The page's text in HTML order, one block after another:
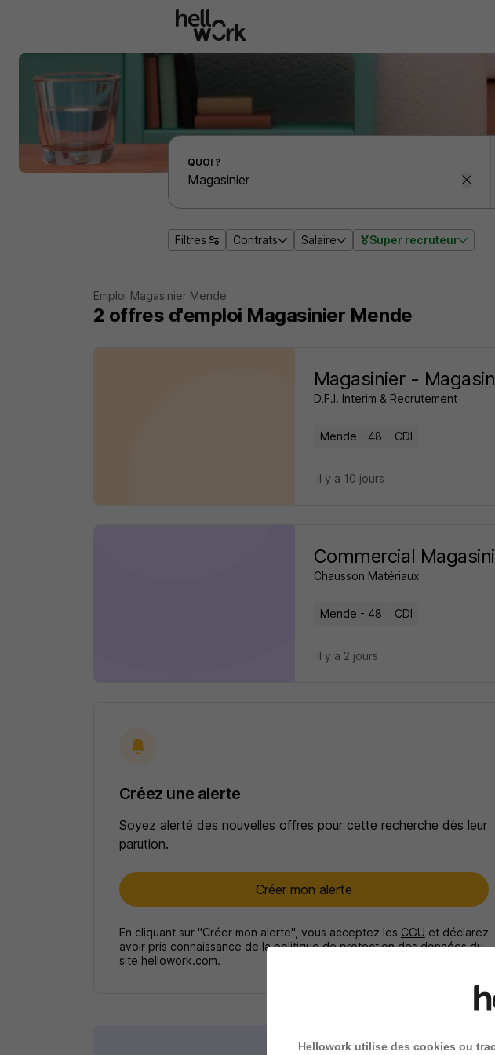
Effectuer une recherche d'emploi par localité
QUOI ?
Filtres Contrats Salaire Super recruteur
Emploi Magasinier Mende
2 offres d'emploi Magasinier Mende
Magasinier -
D.F.I. Interim & Recrutement
Mende - 48 CDI
il y a 10 jours
Commercial
Chausson Matériaux
Mende - 48 CDI
il y a 2 jours
Créez une alerte
Soyez alerté des nouvelles offres pour cette recherche dès leur
parution.
Créer mon alerte
En cliquant sur "Créer mon alerte", vous acceptez les CGU et déclarez
avoir pris connaissance de lapolitique de protection des données du
site hellowork.com.
Hellowork utilise des cookies ou